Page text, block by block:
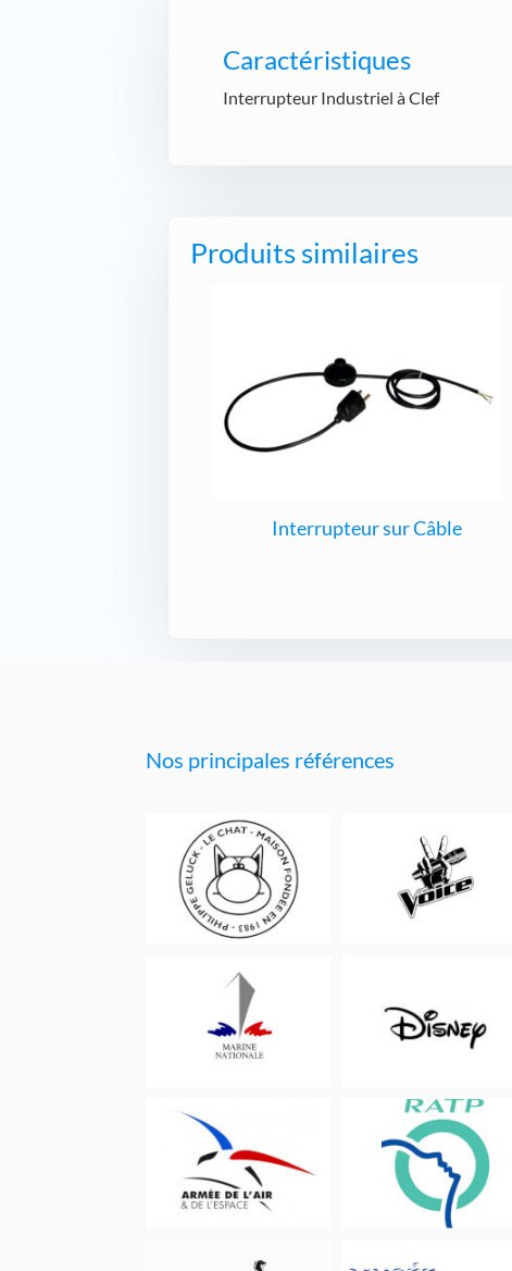
Caractéristiques
Interrupteur Industriel à Clef
Produits similaires
Interrupteur sur Câble
Nos principales références